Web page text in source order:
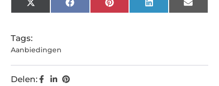
X
(Twitter)
FacebookPinterestLinkedIn Email
Tags:
Aanbiedingen
Delen: